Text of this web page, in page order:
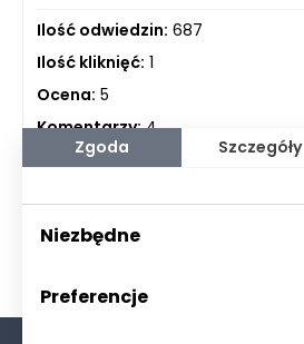
Ilość odwiedzin: 687
Ilość kliknięć: 1
Ocena: 5
Komentarzy:4
Data dodania: 15.04.2024
Zgoda Szczegóły
Niezbędne
Preferencje